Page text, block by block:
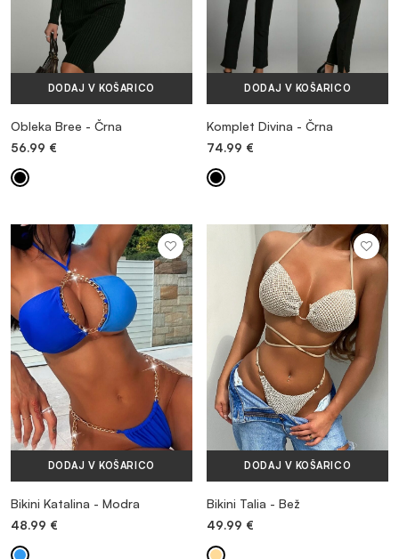
DODAJ V KOŠARICO
Obleka Bree - Črna
56.99 €
DODAJ V KOŠARICO
Komplet Divina - Črna
74.99 €
DODAJ V KOŠARICO
Bikini Katalina - Modra
48.99 €
DODAJ V KOŠARICO
Bikini Talia - Bež
49.99 €